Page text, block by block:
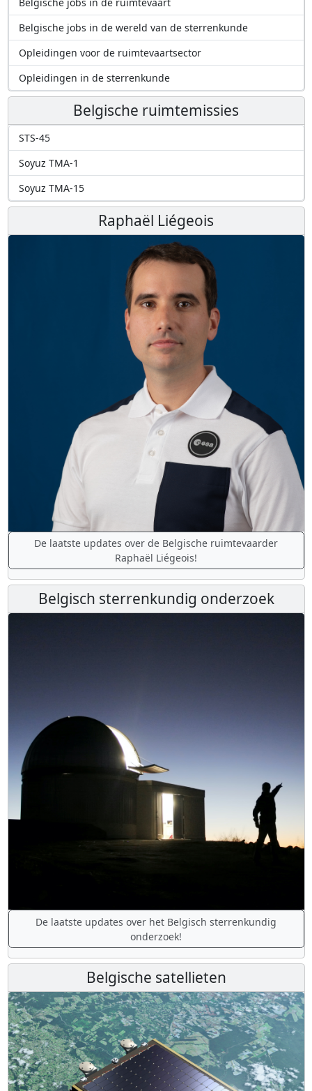
Belgische jobs in de wereld van de sterrenkunde
Opleidingen voor de ruimtevaartsector
Opleidingen in de sterrenkunde
Belgische ruimtemissies
STS-45
Soyuz TMA-1
Soyuz TMA-15
Raphaël Liégeois
De laatste updates over de Belgische ruimtevaarder
Raphaël Liégeois!
Belgisch sterrenkundig onderzoek
De laatste updates over het Belgisch sterrenkundig
onderzoek!
Belgische satellieten